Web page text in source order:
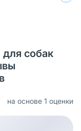
собак
на основе 1 оценки